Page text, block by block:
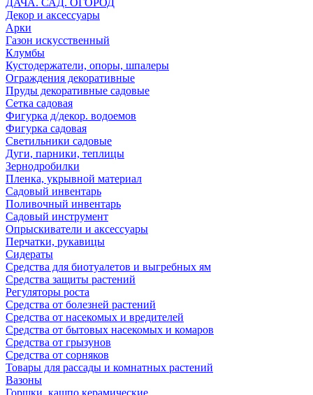
ДАЧА. САД. ОГОРОД
Декор и аксессуары
Арки
Газон искусственный
Клумбы
Кустодержатели, опоры, шпалеры
Ограждения декоративные
Пруды декоративные садовые
Сетка садовая
Фигурка д/декор. водоемов
Фигурка садовая
Светильники садовые
Дуги, парники, теплицы
Зернодробилки
Пленка, укрывной материал
Садовый инвентарь
Поливочный инвентарь
Садовый инструмент
Опрыскиватели и аксессуары
Перчатки, рукавицы
Сидераты
Средства для биотуалетов и выгребных ям
Средства защиты растений
Регуляторы роста
Средства от болезней растений
Средства от насекомых и вредителей
Средства от бытовых насекомых и комаров
Средства от грызунов
Средства от сорняков
Товары для рассады и комнатных растений
Вазоны
Горшки, кашпо керамические